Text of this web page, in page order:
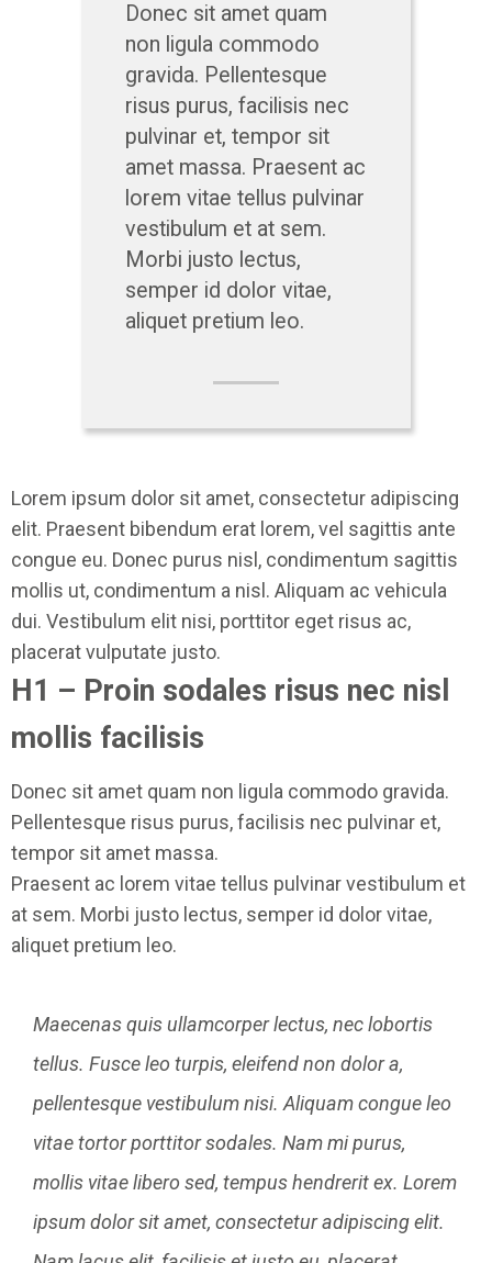
Donec sit amet quam
non ligula commodo
gravida. Pellentesque
risus purus, facilisis nec
pulvinar et, tempor sit
amet massa. Praesent ac
lorem vitae tellus pulvinar
vestibulum et at sem.
Morbi justo lectus,
semper id dolor vitae,
aliquet pretium leo.
Lorem ipsum dolor sit amet, consectetur adipiscing
elit. Praesent bibendum erat lorem, vel sagittis ante
congue eu. Donec purus nisl, condimentum sagittis
mollis ut, condimentum a nisl. Aliquam ac vehicula
dui. Vestibulum elit nisi, porttitor eget risus ac,
placerat vulputate justo.
H1 – Proin sodales risus nec nisl
mollis facilisis
Donec sit amet quam non ligula commodo gravida.
Pellentesque risus purus, facilisis nec pulvinar et,
tempor sit amet massa.
Praesent ac lorem vitae tellus pulvinar vestibulum et
at sem. Morbi justo lectus, semper id dolor vitae,
aliquet pretium leo.
Maecenas quis ullamcorper lectus, nec lobortis
tellus. Fusce leo turpis, eleifend non dolor a,
pellentesque vestibulum nisi. Aliquam congue leo
vitae tortor porttitor sodales. Nam mi purus,
mollis vitae libero sed, tempus hendrerit ex. Lorem
ipsum dolor sit amet, consectetur adipiscing elit.